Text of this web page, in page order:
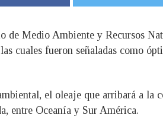
de Medio Ambiente y Recursos
cuales fueron señaladas como
el oleaje que arribará a la
entre Oceanía y Sur América.